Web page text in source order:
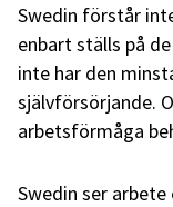
Swedin förstår
enbart ställs på
inte har den
självförsörjande.
arbetsförmåga
Swedin ser